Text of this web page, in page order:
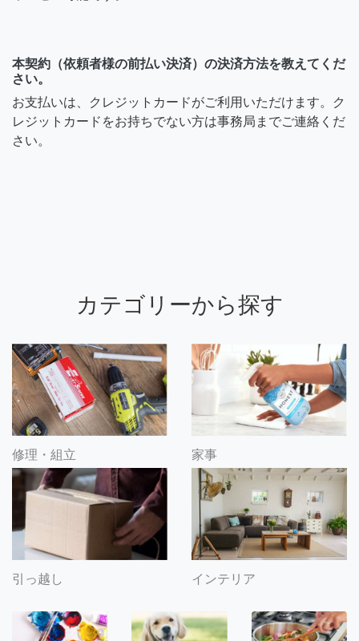
本契約（依頼者様の前払い決済）の決済方法を教えてくだ
さい。
お支払いは、クレジットカードがご利用いただけます。ク
レジットカードをお持ちでない方は事務局までご連絡くだ
さい。
カテゴリーから探す
修理・組立 家事
引っ越し インテリア